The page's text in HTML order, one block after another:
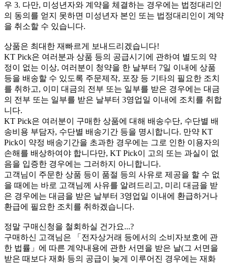
우 3. 다만, 미성년자와 계약을 체결하는 경우에는 법정대리인
의 동의를 얻지 못하면 미성년자 본인 또는 법정대리인이 계약
을 취소할 수 있습니다.
상품은 최대한 재빠르게 보내드리겠습니다!
KT Pick은 여러분과 상품 등의 공급시기에 관하여 별도의 약
정이 없는 이상, 여러분이 청약을 한 날부터 7일 이내에 상품
등을 배송할 수 있도록 주문제작, 포장 등 기타의 필요한 조치
를 취하고, 이미 대금의 전부 또는 일부를 받은 경우에는 대금
의 전부 또는 일부를 받은 날부터 3영업일 이내에 조치를 취합
니다.
KT Pick은 여러분이 구매한 상품에 대해 배송수단, 수단별 배
송비용 부담자, 수단별 배송기간 등을 명시합니다. 만약 KT
Pick이 약정 배송기간을 초과한 경우에는 그로 인한 이용자의
손해를 배상하여야 합니다만, KT Pick이 고의 또는 과실이 없
음을 입증한 경우에는 그러하지 아니합니다.
고객님이 주문한 상품 등이 품절 등의 사유로 제공을 할 수 없
을 때에는 바로 고객님께 사유를 알려드리고, 미리 대금을 받
은 경우에는 대금을 받은 날부터 3영업일 이내에 환급하거나
환급에 필요한 조치를 취하겠습니다.
정말 구매신청을 철회하실 건가요...?
구매하신 고객님은 「전자상거래 등에서의 소비자보호에 관
한 법률」에 따른 계약내용에 관한 서면을 받은 날(그 서면을
받은 때보다 재화 등의 공급이 늦게 이루어진 경우에는 재화